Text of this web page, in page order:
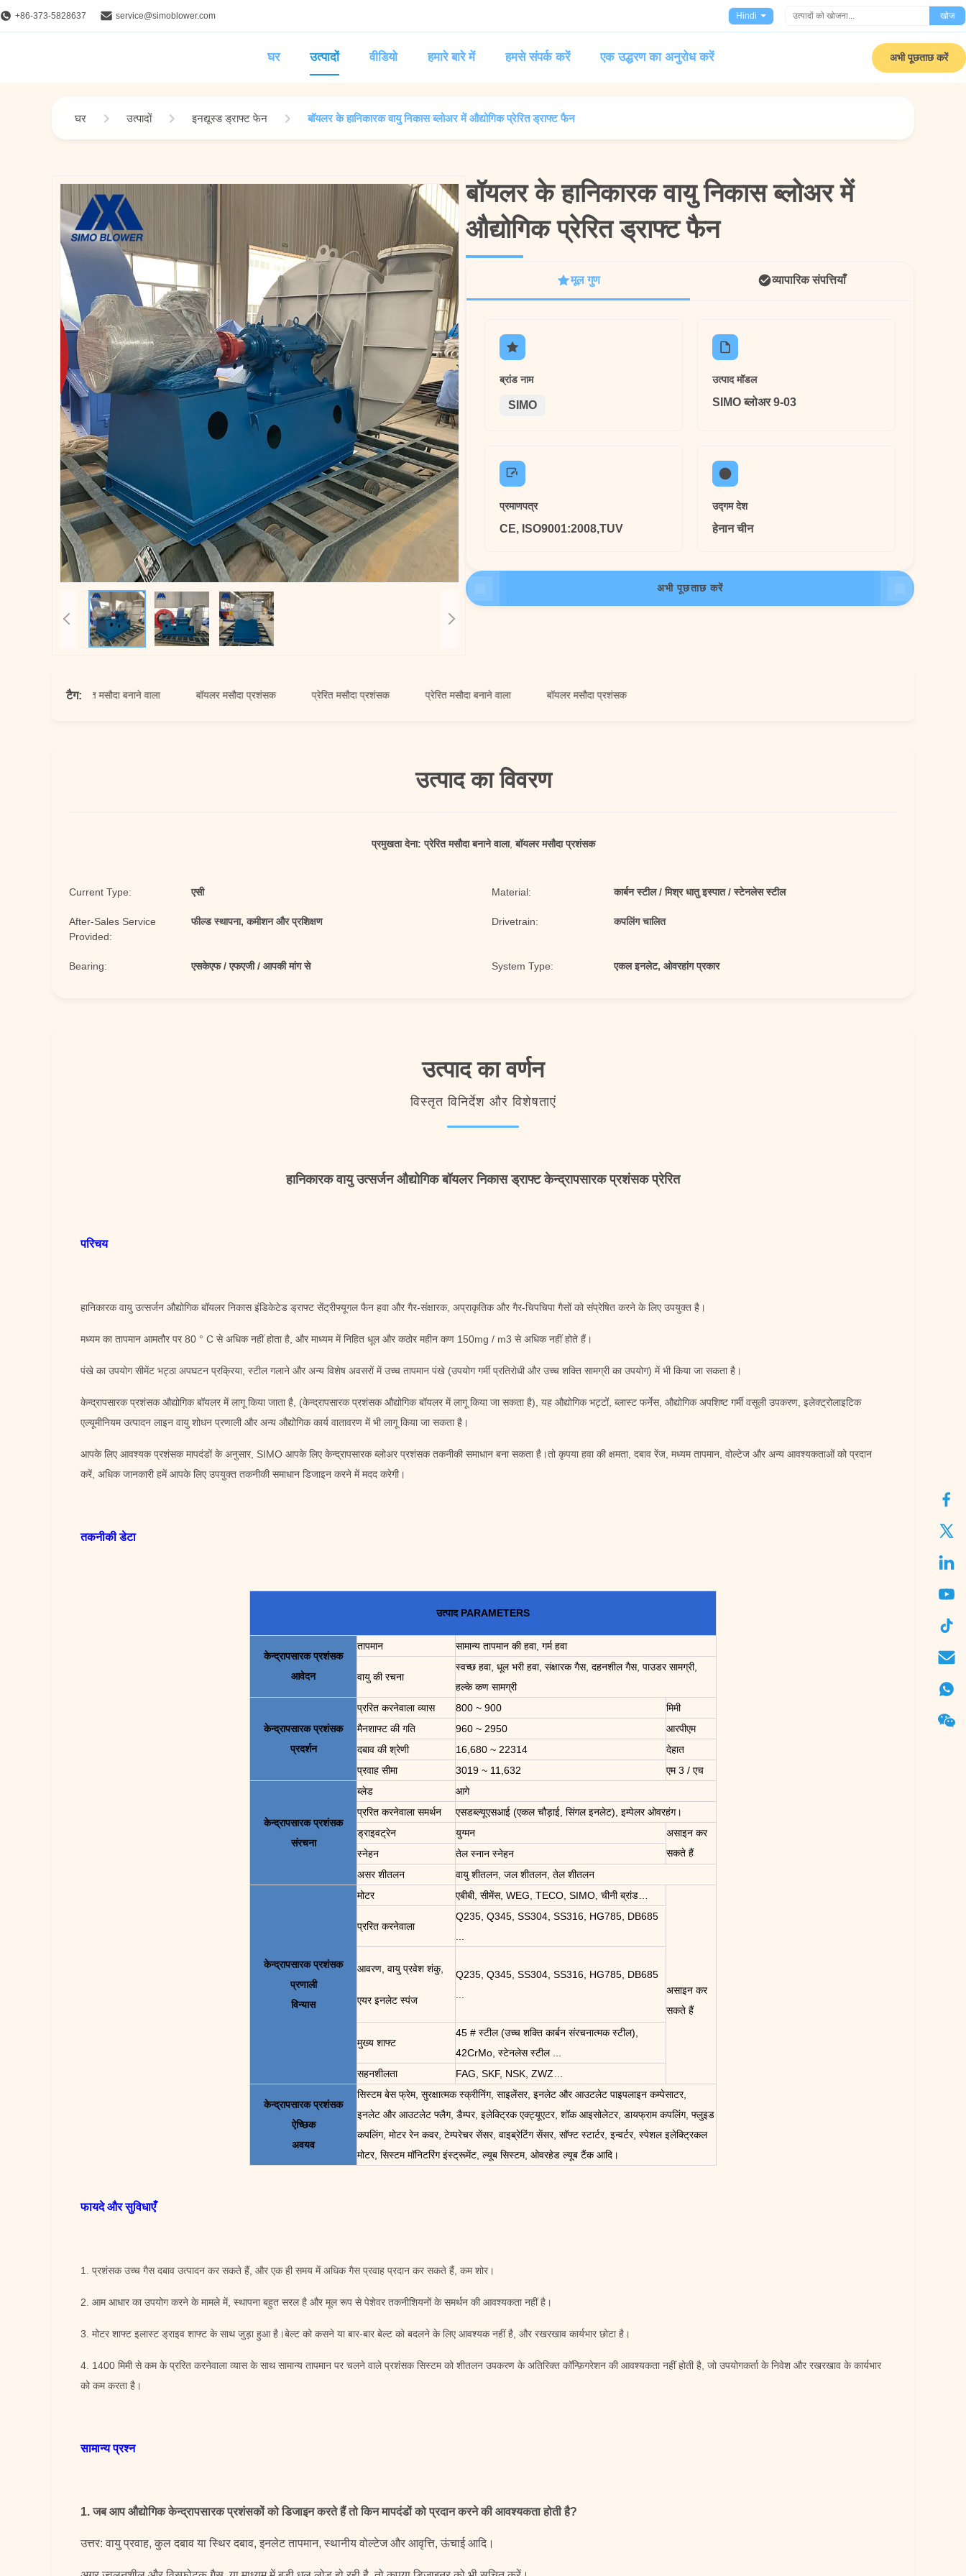
+86-373-5828637 service@simoblower.com Hindi खोज
घर उत्पादों वीडियो हमारे बारे में हमसे संपर्क करें एक उद्धरण का अनुरोध करें अभी पूछताछ करें
घर उत्पादों इनद्यूस्ड ड्राफ्ट फेन बॉयलर के हानिकारक वायु निकास ब्लोअर में औद्योगिक प्रेरित ड्राफ्ट फैन
बॉयलर के हानिकारक वायु निकास ब्लोअर में
औद्योगिक प्रेरित ड्राफ्ट फैन
बॉयलर के हानिकारक वायु निकास ब्लोअर में
औद्योगिक प्रेरित ड्राफ्ट फैन
मूल गुण व्यापारिक संपत्तियाँ
ब्रांड नाम
SIMO
उत्पाद मॉडल
SIMO ब्लोअर 9-03
प्रमाणपत्र
CE, ISO9001:2008,TUV
उद्गम देश
हेनान चीन
अभी पूछताछ करें
टैग:
प्रेरित मसौदा बनाने वाला बॉयलर मसौदा प्रशंसक प्रेरित मसौदा प्रशंसक प्रेरित मसौदा बनाने वाला बॉयलर मसौदा प्रशंसक
उत्पाद का विवरण
प्रमुखता देना: प्रेरित मसौदा बनाने वाला,बॉयलर मसौदा प्रशंसक
Current Type: एसी Material: कार्बन स्टील / मिश्र धातु इस्पात / स्टेनलेस स्टील
After-Sales Service
Provided:
फील्ड स्थापना, कमीशन और प्रशिक्षण Drivetrain: कपलिंग चालित
Bearing: एसकेएफ / एफएजी / आपकी मांग से System Type: एकल इनलेट, ओवरहांग प्रकार
उत्पाद का वर्णन
विस्तृत विनिर्देश और विशेषताएं
हानिकारक वायु उत्सर्जन औद्योगिक बॉयलर निकास ड्राफ्ट केन्द्रापसारक प्रशंसक प्रेरित
परिचय
हानिकारक वायु उत्सर्जन औद्योगिक बॉयलर निकास इंडिकेटेड ड्राफ्ट सेंट्रीफ्यूगल फैन हवा और गैर-संक्षारक, अप्राकृतिक और गैर-चिपचिपा गैसों को संप्रेषित करने के लिए उपयुक्त है।
मध्यम का तापमान आमतौर पर 80 ° C से अधिक नहीं होता है, और माध्यम में निहित धूल और कठोर महीन कण 150mg / m3 से अधिक नहीं होते हैं।
पंखे का उपयोग सीमेंट भट्ठा अपघटन प्रक्रिया, स्टील गलाने और अन्य विशेष अवसरों में उच्च तापमान पंखे (उपयोग गर्मी प्रतिरोधी और उच्च शक्ति सामग्री का उपयोग) में भी किया जा सकता है।
केन्द्रापसारक प्रशंसक औद्योगिक बॉयलर में लागू किया जाता है, (केन्द्रापसारक प्रशंसक औद्योगिक बॉयलर में लागू किया जा सकता है), यह औद्योगिक भट्टों, ब्लास्ट फर्नेस, औद्योगिक अपशिष्ट गर्मी वसूली उपकरण, इलेक्ट्रोलाइटिक
एल्यूमीनियम उत्पादन लाइन वायु शोधन प्रणाली और अन्य औद्योगिक कार्य वातावरण में भी लागू किया जा सकता है।
आपके लिए आवश्यक प्रशंसक मापदंडों के अनुसार, SIMO आपके लिए केन्द्रापसारक ब्लोअर प्रशंसक तकनीकी समाधान बना सकता है।तो कृपया हवा की क्षमता, दबाव रेंज, मध्यम तापमान, वोल्टेज और अन्य आवश्यकताओं को प्रदान
करें, अधिक जानकारी हमें आपके लिए उपयुक्त तकनीकी समाधान डिजाइन करने में मदद करेगी।
तकनीकी डेटा
उत्पाद PARAMETERS
केन्द्रापसारक प्रशंसक
आवेदन
तापमान सामान्य तापमान की हवा, गर्म हवा
वायु की रचना
स्वच्छ हवा, धूल भरी हवा, संक्षारक गैस, दहनशील गैस, पाउडर सामग्री,
हल्के कण सामग्री
केन्द्रापसारक प्रशंसक
प्रदर्शन
प्ररित करनेवाला व्यास 800 ~ 900
मिमी
मैनशाफ्ट की गति
960 ~ 2950
आरपीएम
दबाव की श्रेणी
16,680 ~ 22314
देहात
प्रवाह सीमा
3019 ~ 11,632 एम 3 / एच
केन्द्रापसारक प्रशंसक
संरचना
ब्लेड
आगे
प्ररित करनेवाला समर्थन
एसडब्ल्यूएसआई (एकल चौड़ाई, सिंगल इनलेट), इम्पेलर ओवरहंग।
ड्राइवट्रेन
युग्मन
असाइन कर
सकते हैं
स्नेहन
तेल स्नान स्नेहन
असर शीतलन
वायु शीतलन, जल शीतलन, तेल शीतलन
केन्द्रापसारक प्रशंसक
प्रणाली
विन्यास
मोटर एबीबी, सीमेंस, WEG, TECO, SIMO, चीनी ब्रांड…
असाइन कर
सकते हैं
प्ररित करनेवाला
Q235, Q345, SS304, SS316, HG785, DB685
आवरण, वायु प्रवेश शंकु,
एयर इनलेट स्पंज
Q235, Q345, SS304, SS316, HG785, DB685
मुख्य शाफ्ट
45 # स्टील (उच्च शक्ति कार्बन संरचनात्मक स्टील),
42CrMo, स्टेनलेस स्टील ...
सहनशीलता
FAG, SKF, NSK, ZWZ…
केन्द्रापसारक प्रशंसक
ऐच्छिक
अवयव
सिस्टम बेस फ्रेम, सुरक्षात्मक स्क्रीनिंग, साइलेंसर, इनलेट और आउटलेट पाइपलाइन कम्पेसाटर,
इनलेट और आउटलेट फ्लैग, डैम्पर, इलेक्ट्रिक एक्ट्यूएटर, शॉक आइसोलेटर, डायफ्राम कपलिंग, फ्लुइड
कपलिंग, मोटर रेन कवर, टेम्परेचर सेंसर, वाइब्रेटिंग सेंसर, सॉफ्ट स्टार्टर, इन्वर्टर, स्पेशल इलेक्ट्रिकल
मोटर, सिस्टम मॉनिटरिंग इंस्ट्रूमेंट, ल्यूब सिस्टम, ओवरहेड ल्यूब टैंक आदि।
फायदे और सुविधाएँ
1. प्रशंसक उच्च गैस दबाव उत्पादन कर सकते हैं, और एक ही समय में अधिक गैस प्रवाह प्रदान कर सकते हैं, कम शोर।
2. आम आधार का उपयोग करने के मामले में, स्थापना बहुत सरल है और मूल रूप से पेशेवर तकनीशियनों के समर्थन की आवश्यकता नहीं है।
3. मोटर शाफ्ट इलास्ट ड्राइव शाफ्ट के साथ जुड़ा हुआ है।बेल्ट को कसने या बार-बार बेल्ट को बदलने के लिए आवश्यक नहीं है, और रखरखाव कार्यभार छोटा है।
4. 1400 मिमी से कम के प्ररित करनेवाला व्यास के साथ सामान्य तापमान पर चलने वाले प्रशंसक सिस्टम को शीतलन उपकरण के अतिरिक्त कॉन्फ़िगरेशन की आवश्यकता नहीं होती है, जो उपयोगकर्ता के निवेश और रखरखाव के कार्यभार
को कम करता है।
सामान्य प्रश्न
1. जब आप औद्योगिक केन्द्रापसारक प्रशंसकों को डिजाइन करते हैं तो किन मापदंडों को प्रदान करने की आवश्यकता होती है?
उत्तर: वायु प्रवाह, कुल दबाव या स्थिर दबाव, इनलेट तापमान, स्थानीय वोल्टेज और आवृत्ति, ऊंचाई आदि।